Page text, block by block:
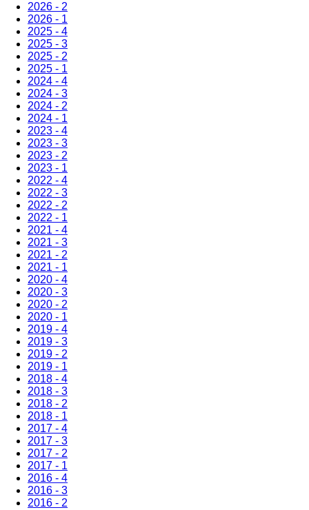
2026 - 2
2026 - 1
2025 - 4
2025 - 3
2025 - 2
2025 - 1
2024 - 4
2024 - 3
2024 - 2
2024 - 1
2023 - 4
2023 - 3
2023 - 2
2023 - 1
2022 - 4
2022 - 3
2022 - 2
2022 - 1
2021 - 4
2021 - 3
2021 - 2
2021 - 1
2020 - 4
2020 - 3
2020 - 2
2020 - 1
2019 - 4
2019 - 3
2019 - 2
2019 - 1
2018 - 4
2018 - 3
2018 - 2
2018 - 1
2017 - 4
2017 - 3
2017 - 2
2017 - 1
2016 - 4
2016 - 3
2016 - 2